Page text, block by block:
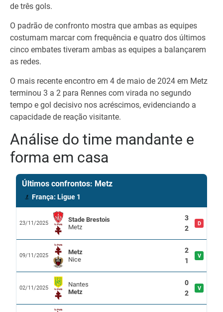
de três gols.
O padrão de confronto mostra que ambas as equipes
costumam marcar com frequência e quatro dos últimos
cinco embates tiveram ambas as equipes a balançarem
as redes.
O mais recente encontro em 4 de maio de 2024 em Metz
terminou 3 a 2 para Rennes com virada no segundo
tempo e gol decisivo nos acréscimos, evidenciando a
capacidade de reação visitante.
Análise do time mandante e
forma em casa
Últimos confrontos: Metz
França: Ligue 1
23/11/2025
Stade Brestois
Metz
3
2
D
09/11/2025
Metz
Nice
2
1
V
02/11/2025
Nantes
Metz
0
2
V